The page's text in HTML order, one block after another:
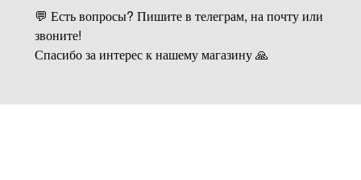
💬 Есть вопросы? Пишите в телеграм, на почту или
звоните!
Спасибо за интерес к нашему магазину 🙏